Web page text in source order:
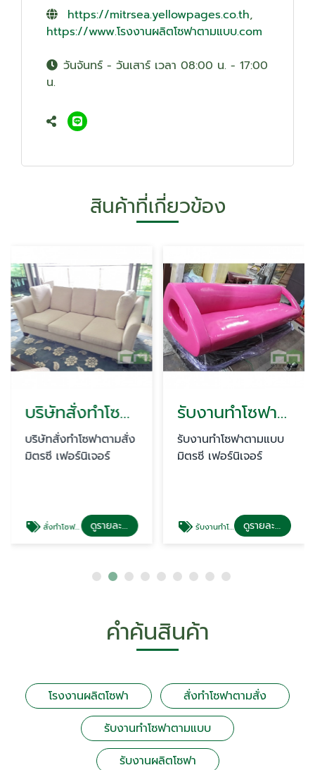
https://mitrsea.yellowpages.co.th,
https://www.โรงงานผลิตโซฟาตามแบบ.com
วันจันทร์ - วันเสาร์ เวลา 08:00 น. - 17:00
น.
สินค้าที่เกี่ยวข้อง
บริษัทสั่งทำโซฟาตามสั่ง
บริษัทสั่งทำโซฟาตามสั่ง
มิตรซี เฟอร์นิเจอร์
สั่งทำโซฟาตามสั่ง ดูรายละเอียด
รับงานทำโซฟาตามแบบ
รับงานทำโซฟาตามแบบ
มิตรซี เฟอร์นิเจอร์
รับงานทำโซฟาตามแบบ ดูรายละเอียด
คำค้นสินค้า
โรงงานผลิตโซฟา
สั่งทำโซฟาตามสั่ง
รับงานทำโซฟาตามแบบ
รับงานผลิตโซฟา